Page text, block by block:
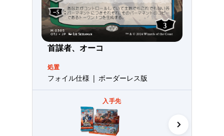
首謀者、オーコ
処置
フォイル仕様 | ボーダーレス版
入手先